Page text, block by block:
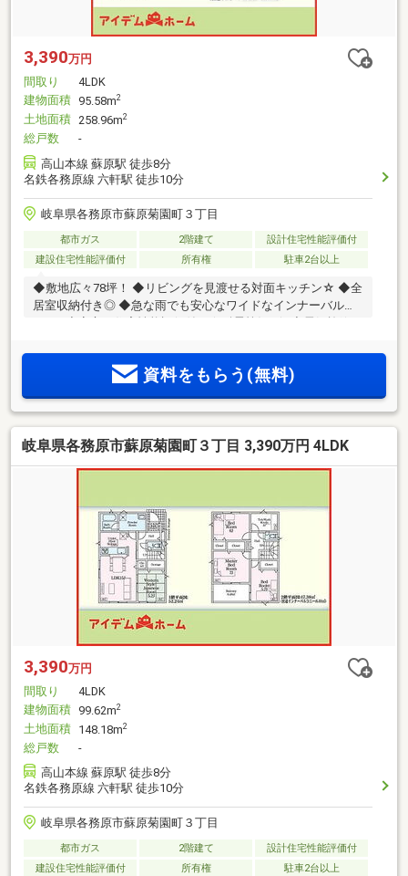
3,390万円
間取り
4LDK
建物面積 95.58m2
土地面積 258.96m2
総戸数
-
高山本線 蘇原駅 徒歩8分
名鉄各務原線 六軒駅 徒歩10分
岐阜県各務原市蘇原菊園町３丁目
都市ガス 2階建て
設計住宅性能評価付
建設住宅性能評価付
所有権 駐車2台以上
◆敷地広々78坪！ ◆リビングを見渡せる対面キッチン☆ ◆全
居室収納付き◎ ◆急な雨でも安心なワイドなインナーバルコ
ニー♪ ◆安心の住宅性能評価付き☆耐震等級3☆ ◆電気施錠キ
資料をもらう(無料)
岐阜県各務原市蘇原菊園町３丁目 3,390万円 4LDK
3,390万円
間取り
4LDK
建物面積 99.62m2
土地面積 148.18m2
総戸数
-
高山本線 蘇原駅 徒歩8分
名鉄各務原線 六軒駅 徒歩10分
岐阜県各務原市蘇原菊園町３丁目
都市ガス 2階建て
設計住宅性能評価付
建設住宅性能評価付
所有権 駐車2台以上